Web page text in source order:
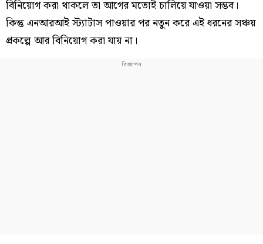
বিনিয়োগ করা থাকলে তা আগের মতোই চালিয়ে যাওয়া সম্ভব।
কিন্তু এনআরআই স্ট্যাটাস পাওয়ার পর নতুন করে এই ধরনের সঞ্চয়
প্রকল্পে আর বিনিয়োগ করা যায় না।